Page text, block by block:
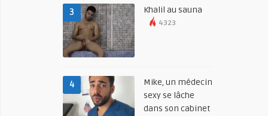
3 Khalil au sauna
4323
4
Mike, un médecin
sexy se lâche
dans son cabinet